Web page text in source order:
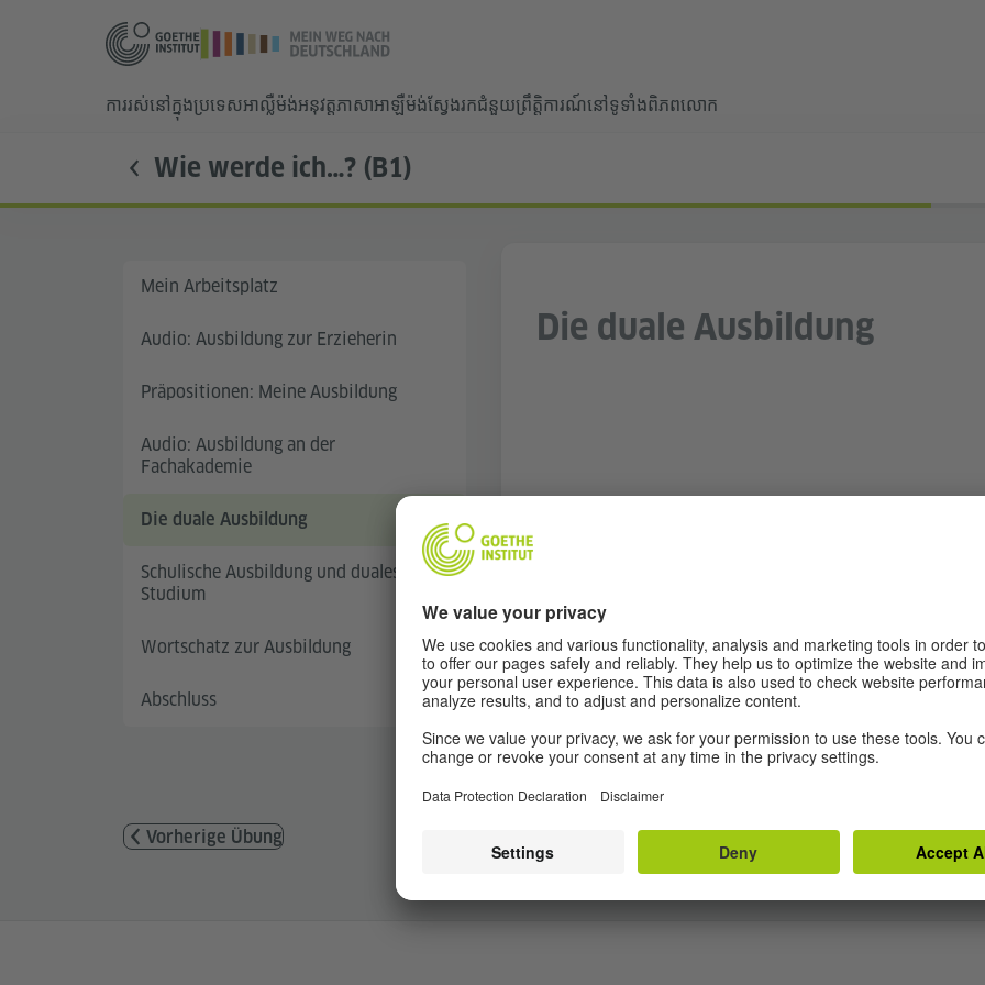
ការរស់នៅក្នុងប្រទេសអាល្លឺម៉ង់អនុវត្តភាសាអាឡឺម៉ង់ស្វែងរកជំនួយព្រឹត្តិការណ៍នៅទូទាំងពិភពលោក
Wie werde ich…? (B1)
Mein Arbeitsplatz
Audio: Ausbildung zur Erzieherin
Präpositionen: Meine Ausbildung
Audio: Ausbildung an der
Fachakademie
Die duale Ausbildung
Schulische Ausbildung und duales
Studium
Wortschatz zur Ausbildung
Abschluss
Die duale Ausbildung
Vorherige Übung